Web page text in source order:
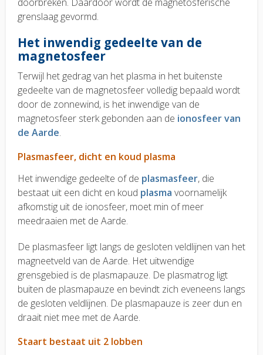
grenslaag gevormd.
Het inwendig gedeelte van de
magnetosfeer
Terwijl het gedrag van het plasma in het buitenste
gedeelte van de magnetosfeer volledig bepaald wordt
door de zonnewind, is het inwendige van de
magnetosfeer sterk gebonden aan de ionosfeer van
de Aarde.
Plasmasfeer, dicht en koud plasma
Het inwendige gedeelte of de plasmasfeer, die
bestaat uit een dicht en koud plasma voornamelijk
afkomstig uit de ionosfeer, moet min of meer
meedraaien met de Aarde.
De plasmasfeer ligt langs de gesloten veldlijnen van het
magneetveld van de Aarde. Het uitwendige
grensgebied is de plasmapauze. De plasmatrog ligt
buiten de plasmapauze en bevindt zich eveneens langs
de gesloten veldlijnen. De plasmapauze is zeer dun en
draait niet mee met de Aarde.
Staart bestaat uit 2 lobben